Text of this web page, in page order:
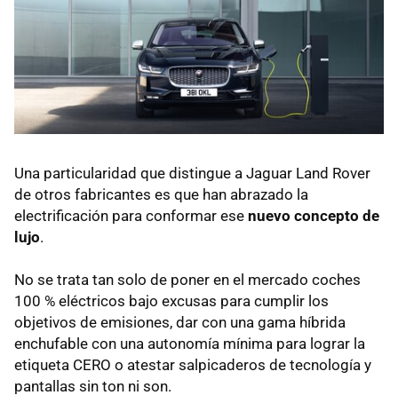
Una particularidad que distingue a Jaguar Land Rover
de otros fabricantes es que han abrazado la
electrificación para conformar ese nuevo concepto de
lujo.
No se trata tan solo de poner en el mercado coches
100 % eléctricos bajo excusas para cumplir los
objetivos de emisiones, dar con una gama híbrida
enchufable con una autonomía mínima para lograr la
etiqueta CERO o atestar salpicaderos de tecnología y
pantallas sin ton ni son.